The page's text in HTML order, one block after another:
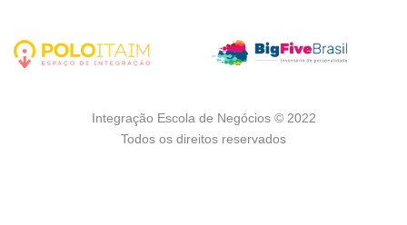
Integração Escola de Negócios © 2022
Todos os direitos reservados